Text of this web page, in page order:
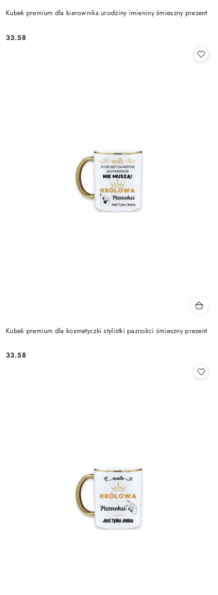
Kubek premium dla kierownika urodziny imieniny śmieszny prezent
Cena:
33.58
Kubek premium dla kosmetyczki stylistki paznokci śmieszny prezent
Cena:
33.58